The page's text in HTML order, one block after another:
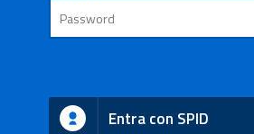
Entra con SPID